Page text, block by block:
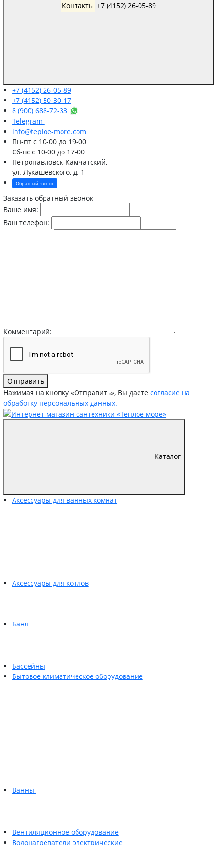
Контакты
+7 (4152) 26-05-89
+7 (4152) 50-30-17
8 (900) 688-72-33
Telegram
info@teploe-more.com
Пн-птс 10-00 до 19-00
Сб-вс с 10-00 до 17-00
Петропавловск-Камчатский,
ул. Лукашевского, д. 1
Обратный звонок
Заказать обратный звонок
Ваше имя:
Ваш телефон:
Комментарий:
Отправить
Нажимая на кнопку «Отправить», Вы даете согласие на
обработку персональных данных.
Каталог
Аксессуары для ванных комнат
Аксессуары для котлов
Баня
Бассейны
Бытовое климатическое оборудование
Ванны
Вентиляционное оборудование
Водонагреватели электрические